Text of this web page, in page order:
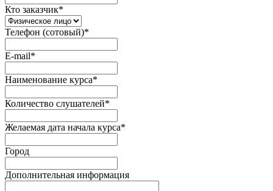
Кто заказчик*
Телефон (сотовый)*
E-mail*
Наименование курса*
Количество слушателей*
Желаемая дата начала курса*
Город
Дополнительная информация